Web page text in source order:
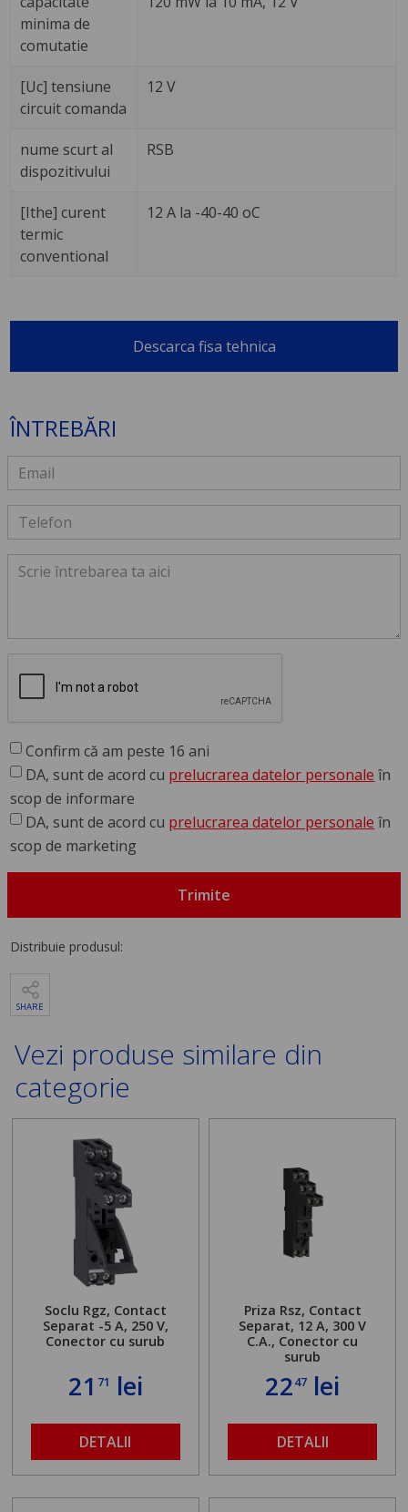
minima de
comutatie
[Uc] tensiune
circuit comanda
12 V
nume scurt al
dispozitivului
RSB
[Ithe] curent
termic
conventional
12 A la -40-40 oC
Descarca fisa tehnica
ÎNTREBĂRI
Confirm că am peste 16 ani
DA, sunt de acord cu prelucrarea datelor personale în
scop de informare
DA, sunt de acord cu prelucrarea datelor personale în
scop de marketing
Trimite
Distribuie produsul:
SHARE
Vezi produse similare din
categorie
Soclu Rgz, Contact
Separat -5 A, 250 V,
Conector cu surub
21 71 lei
DETALII
Priza Rsz, Contact
Separat, 12 A, 300 V
C.A., Conector cu
surub
2247 lei
DETALII